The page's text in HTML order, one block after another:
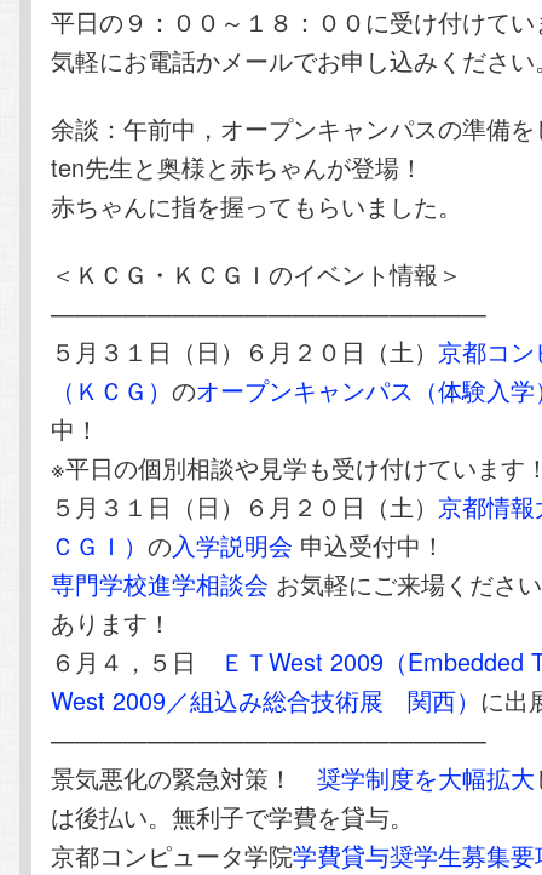
平日の９：００～１８：００に受け付けて
気軽にお電話かメールでお申し込みください
余談：午前中，オープンキャンパスの準備
ten先生と奥様と赤ちゃんが登場！
赤ちゃんに指を握ってもらいました。
＜ＫＣＧ・ＫＣＧＩのイベント情報＞
——————————————————
５月３１日（日）６月２０日（土） 京都コ
（ＫＣＧ）のオープンキャンパス（体験入学
中！
※平日の個別相談や見学も受け付けています
５月３１日（日）６月２０日（土） 京都情
ＣＧＩ）の入学説明会 申込受付中！
専門学校進学相談会 お気軽にご来場くださ
あります！
６月４，５日
ＥＴWest 2009（Embedded
West 2009／組込み総合技術展 関西） に出
——————————————————
景気悪化の緊急対策！奨学制度を大幅拡大
は後払い。無利子で学費を貸与。
京都コンピュータ学院学費貸与奨学生募集要